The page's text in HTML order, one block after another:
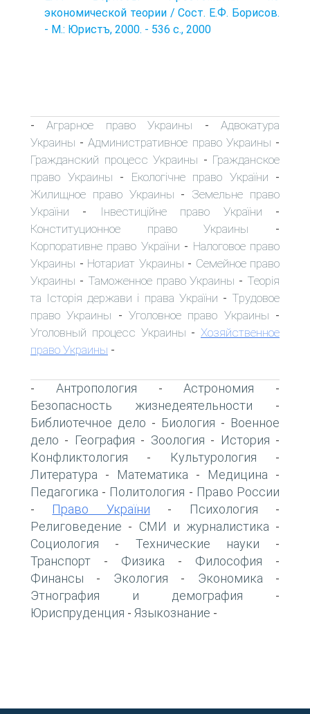
экономической теории / Сост. Е.Ф. Борисов.
- М.: Юристъ, 2000. - 536 с., 2000
-Аграрное право Украины -Адвокатура
Украины -Административное право Украины -
Гражданский процесс Украины - Гражданское
право Украины - Екологічне право України -
Жилищное право Украины - Земельне право
України - Інвестиційне право України -
Конституционное право Украины -
Корпоративне право України - Налоговое право
Украины - Нотариат Украины - Семейное право
Украины - Таможенное право Украины - Теорія
та Історія держави і права України - Трудовое
право Украины -Уголовное право Украины -
Уголовный процесс Украины - Хозяйственное
право Украины -
- Антропология -Астрономия -
Безопасность жизнедеятельности -
Библиотечное дело - Биология - Военное
дело - География - Зоология - История -
Конфликтология - Культурология -
Литература - Математика - Медицина -
Педагогика - Политология - Право России
- Право України - Психология -
Религоведение - СМИ и журналистика -
Социология - Технические науки -
Транспорт - Физика - Философия -
Финансы - Экология - Экономика -
Этнография и демография -
Юриспруденция - Языкознание -